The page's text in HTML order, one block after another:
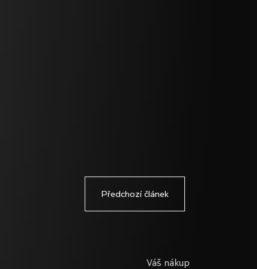
Předchozí článek
Váš nákup